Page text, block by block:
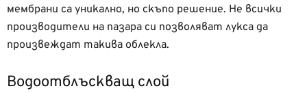
мембрани са уникално, но скъпо решение. Не всички
производители на пазара си позволяват лукса да
произвеждат такива облекла.
Водоотблъскващ слой